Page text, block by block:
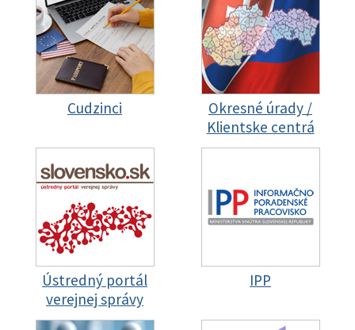
Cudzinci
Okresné úrady /
Klientske centrá
Ústredný portál
verejnej správy
IPP